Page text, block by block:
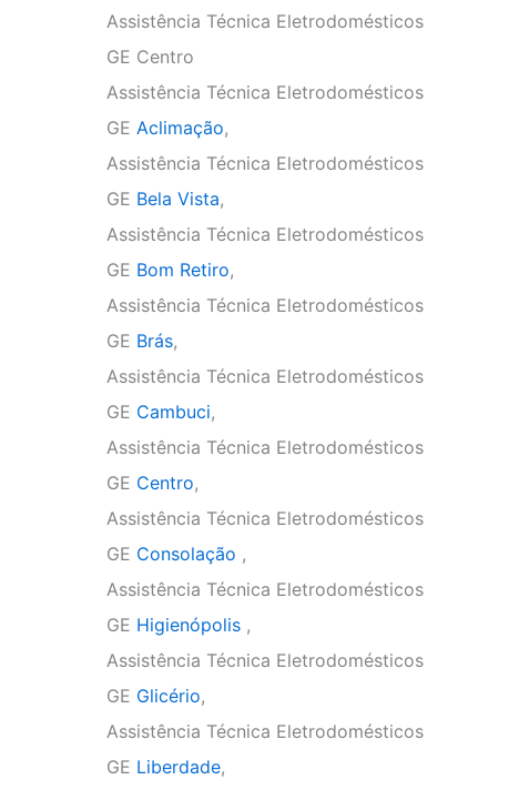
Assistência Técnica Eletrodomésticos
GE Centro
Assistência Técnica Eletrodomésticos
GE Aclimação,
Assistência Técnica Eletrodomésticos
GE Bela Vista,
Assistência Técnica Eletrodomésticos
GE Bom Retiro,
Assistência Técnica Eletrodomésticos
GE Brás,
Assistência Técnica Eletrodomésticos
GE Cambuci,
Assistência Técnica Eletrodomésticos
GE Centro,
Assistência Técnica Eletrodomésticos
GE Consolação ,
Assistência Técnica Eletrodomésticos
GE Higienópolis ,
Assistência Técnica Eletrodomésticos
GE Glicério,
Assistência Técnica Eletrodomésticos
GE Liberdade,